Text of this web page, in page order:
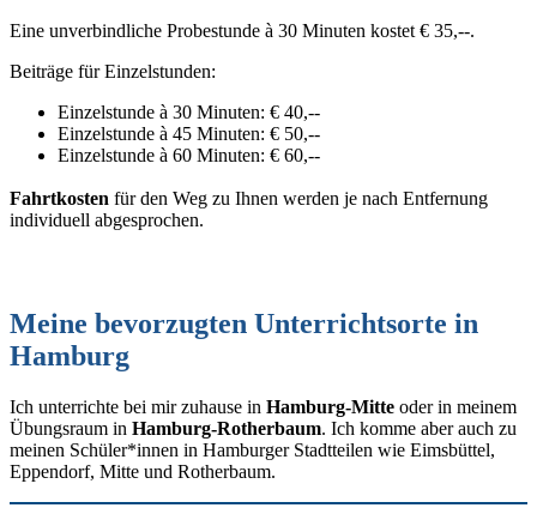
Eine unverbindliche Probestunde à 30 Minuten kostet € 35,--.
Beiträge für Einzelstunden:
Einzelstunde à 30 Minuten: € 40,--
Einzelstunde à 45 Minuten: € 50,--
Einzelstunde à 60 Minuten: € 60,--
Fahrtkosten für den Weg zu Ihnen werden je nach Entfernung
individuell abgesprochen.
Meine bevorzugten Unterrichtsorte in
Hamburg
Ich unterrichte bei mir zuhause in Hamburg-Mitte oder in meinem
Übungsraum in Hamburg-Rotherbaum. Ich komme aber auch zu
meinen Schüler*innen in Hamburger Stadtteilen wie Eimsbüttel,
Eppendorf, Mitte und Rotherbaum.